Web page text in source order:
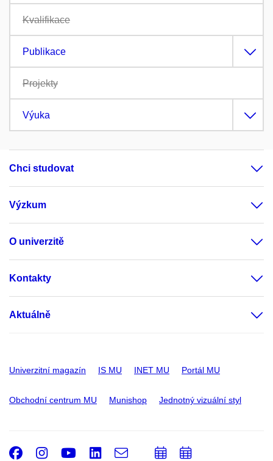
Kvalifikace
Publikace
Projekty
Výuka
Chci studovat
Výzkum
O univerzitě
Kontakty
Aktuálně
Univerzitní magazín IS MU INET MU Portál MU
Obchodní centrum MU Munishop Jednotný vizuální styl
Facebook
Instagram
Youtube
LinkedIn
e-
PřidatPřidat